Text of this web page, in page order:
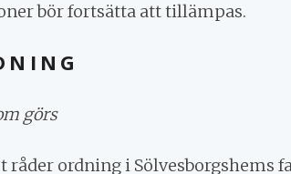
bör fortsätta att tillämpas.
görs
råder ordning i Sölvesborgshems